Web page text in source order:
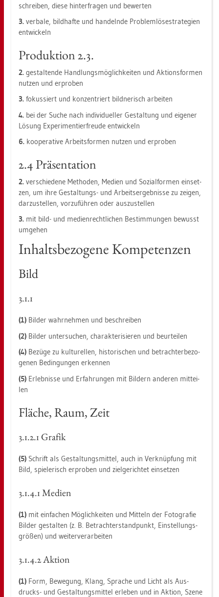
schrei­ben, diese hin­ter­fra­gen und be­wer­ten
3. ver­ba­le, bild­haf­te und han­deln­de Pro­blem­lö­se­stra­te­gi­en
ent­wi­ckeln
Pro­duk­ti­on 2.3.
2. ge­stal­ten­de Hand­lungs­mög­lich­kei­ten und Ak­ti­ons­for­men
nut­zen und er­pro­ben
3. fo­kus­siert und kon­zen­triert bild­ne­risch ar­bei­ten
4. bei der Suche nach in­di­vi­du­el­ler Ge­stal­tung und ei­ge­ner
Lö­sung Ex­pe­ri­men­tier­freu­de ent­wi­ckeln
6. ko­ope­ra­ti­ve Ar­beits­for­men nut­zen und er­pro­ben
2.4 Prä­sen­ta­ti­on
2. ver­schie­de­ne Me­tho­den, Me­di­en und So­zi­al­for­men ein­set­
zen, um ihre Ge­stal­tungs- und Ar­beits­er­geb­nis­se zu zei­gen,
dar­zu­stel­len, vor­zu­füh­ren oder aus­zu­stel­len
3. mit bild- und me­di­en­recht­li­chen Be­stim­mun­gen be­wusst
um­ge­hen
In­halts­be­zo­ge­ne Kom­pe­ten­zen
Bild
3.1.1
(1) Bil­der wahr­neh­men und be­schrei­ben
(2) Bil­der un­ter­su­chen, cha­rak­te­ri­sie­ren und be­ur­tei­len
(4) Be­zü­ge zu kul­tu­rel­len, his­to­ri­schen und be­trach­ter­be­zo­
ge­nen Be­din­gun­gen er­ken­nen
(5) Er­leb­nis­se und Er­fah­run­gen mit Bil­dern an­de­ren mit­tei­
len
Flä­che, Raum, Zeit
3.​1.​2.​1 Gra­fik
(5) Schrift als Ge­stal­tungs­mit­tel, auch in Ver­knüp­fung mit
Bild, spie­le­risch er­pro­ben und ziel­ge­rich­tet ein­set­zen
3.​1.​4.​1 Me­di­en
(1) mit ein­fa­chen Mög­lich­kei­ten und Mit­teln der Fo­to­gra­fie
Bil­der ge­stal­ten (z. B. Be­tracht­er­stand­punkt, Ein­stel­lungs­
grö­ßen) und wei­ter­ver­ar­bei­ten
3.​1.​4.​2 Ak­ti­on
(1) Form, Be­we­gung, Klang, Spra­che und Licht als Aus­
drucks- und Ge­stal­tungs­mit­tel er­le­ben und in Ak­ti­on, Szene